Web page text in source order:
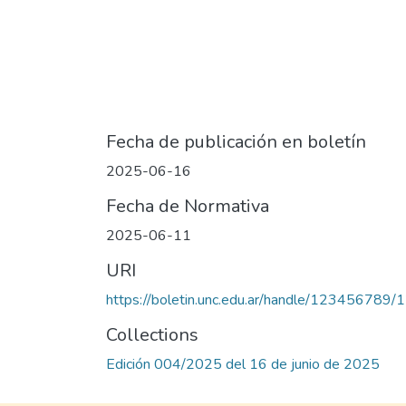
Fecha de publicación en boletín
2025-06-16
Fecha de Normativa
2025-06-11
URI
https://boletin.unc.edu.ar/handle/123456789/
Collections
Edición 004/2025 del 16 de junio de 2025